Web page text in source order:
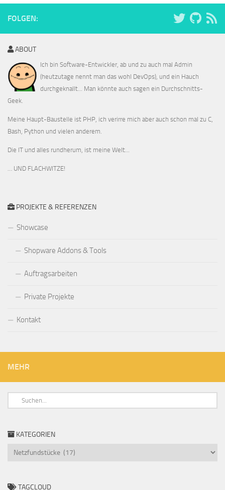
FOLGEN:
ABOUT
Ich bin Software-Entwickler, ab und zu auch mal Admin
(heutzutage nennt man das wohl DevOps), und ein Hauch
durchgeknallt... Man könnte auch sagen ein Durchschnitts-
Geek.
Meine Haupt-Baustelle ist PHP, ich verirre mich aber auch schon mal zu C,
Bash, Python und vielen anderem.
Die IT und alles rundherum, ist meine Welt...
… UND FLACHWITZE!
PROJEKTE & REFERENZEN
Showcase
Shopware Addons & Tools
Auftragsarbeiten
Private Projekte
Kontakt
MEHR
KATEGORIEN
TAGCLOUD